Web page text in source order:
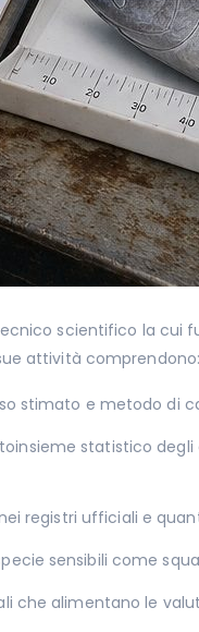
scientifico la cui
attività comprendono:
stimato e metodo di
statistico
registri ufficiali e
sensibili come
alimentano le